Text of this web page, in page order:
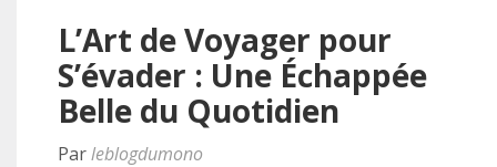
L’Art de Voyager pour
S’évader : Une Échappée
Belle du Quotidien
Parleblogdumono